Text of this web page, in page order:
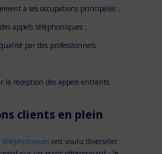
à ses occupations principales ;
appels téléphoniques ;
par des professionnels
la réception des appels entrants.
clients en plein
téléphoniquesont voulu diversifier